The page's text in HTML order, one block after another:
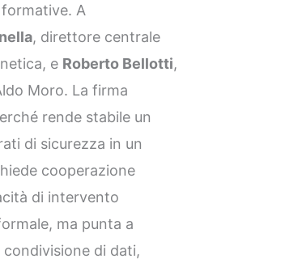
A
, direttore centrale
e Roberto Bellotti,
Moro. La firma
rende stabile un
di sicurezza in un
cooperazione
di intervento
ma punta a
di dati,